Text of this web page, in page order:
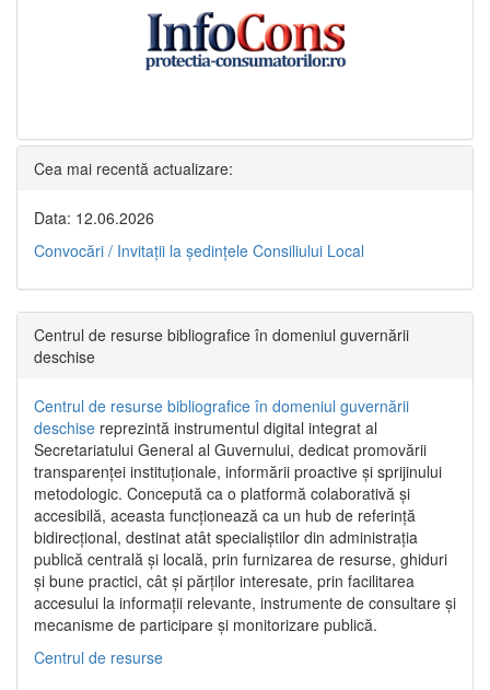
Cea mai recentă actualizare:
Data: 12.06.2026
Convocări / Invitaţii la şedinţele Consiliului Local
Centrul de resurse bibliografice în domeniul guvernării
deschise
Centrul de resurse bibliografice în domeniul guvernării
deschise reprezintă instrumentul digital integrat al
Secretariatului General al Guvernului, dedicat promovării
transparenței instituționale, informării proactive și sprijinului
metodologic. Concepută ca o platformă colaborativă și
accesibilă, aceasta funcționează ca un hub de referință
bidirecțional, destinat atât specialiștilor din administrația
publică centrală și locală, prin furnizarea de resurse, ghiduri
și bune practici, cât și părților interesate, prin facilitarea
accesului la informații relevante, instrumente de consultare și
mecanisme de participare și monitorizare publică.
Centrul de resurse